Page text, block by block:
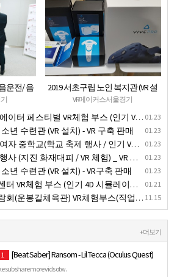
운전/ 음
VR 렌탈
2019 서초구립 노인 복지관 (VR 설
치) - VR 구축 판매
VR메이커스서울경기
01.23
티벌 VR체험 부스 (인기 VR 체험) - VR렌탈대여 행사
01.23
년 수련관 (VR 설치) - VR 구축 판매
01.23
(학교 축제 행사 / 인기 VR 컨텐츠 ) - VR렌탈대여 행사
01.23
진 화재대피 / VR 체험) _ VR 렌탈대여행사
01.23
년 수련관 (VR 설치) - VR구축 판매
01.21
체험 부스 (인기 4D 시뮬레이터 체험)- VR렌탈
11.15
관) VR체험부스(직업진로체험 / 인기VR체험)-VR렌탈대여행사
+ 더보기
1 [Beat Saber] Ransom - Lil Tecca (Oculus Quest)
sub share more vids otw.